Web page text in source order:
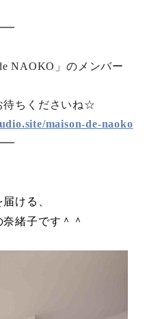
NAOKO」のメンバー
待ちくださいね☆
maison-de-naoko
ける、
緒子です＾＾